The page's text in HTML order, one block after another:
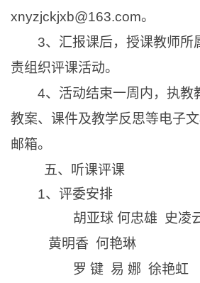
xnyzjckjxb@163.com。
3、汇报课后， 授课教师所
责组织评课活动。
4、活动结束一周内，执教
教案、课件及教学反思等电子
邮箱。
五、 听课评课
1、评委安排
胡亚球何忠雄 史凌
黄明香 何艳琳
罗 键 易 娜 徐艳虹